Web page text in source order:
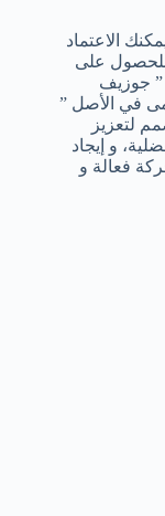
الاعتماد
للحصول على
” جوزيف
في الأصل ”
لتعزيز
و إيجاد
فعالة و